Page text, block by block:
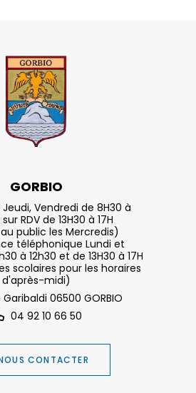
GORBIO
Jeudi, Vendredi de 8H30 à
RDV de 13H30 à 17H
public les Mercredis)
téléphonique Lundi et
à 12h30 et de 13H30 à 17H
scolaires pour les horaires
d'après-midi)
06500 GORBIO
04 92 10 66 50
CONTACTER